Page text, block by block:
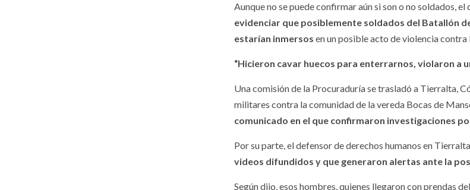
Aunque no se puede confirmar aún si son o no soldados,
evidenciar que posiblemente soldados del Batallón
estarían inmersos en un posible acto de violencia
“Hicieron cavar huecos para enterrarnos, violaron a
Una comisión de la Procuraduría se trasladó a Tierralta,
militares contra la comunidad de la vereda Bocas de
comunicado en el que confirmaron investigaciones
Por su parte, el defensor de derechos humanos en
videos difundidos y que generaron alertas ante la
Según dijo, esos hombres, quienes llegaron con prendas